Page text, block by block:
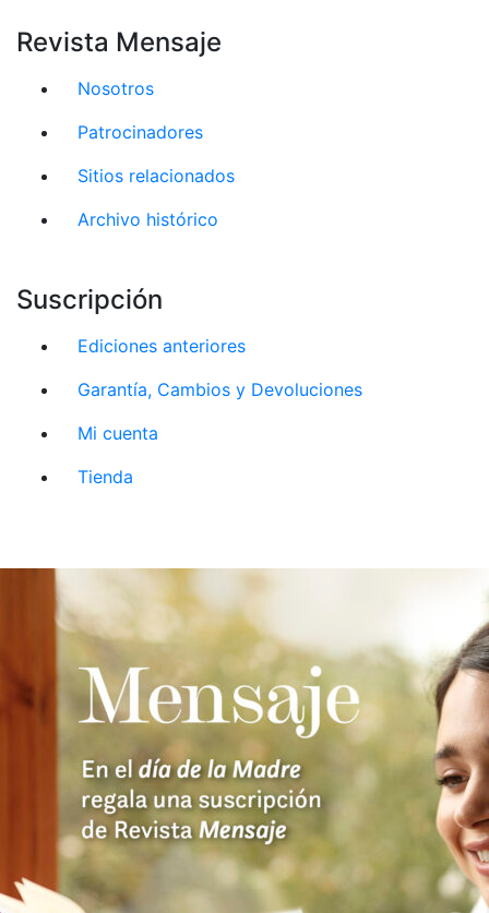
Revista Mensaje
Nosotros
Patrocinadores
Sitios relacionados
Archivo histórico
Suscripción
Ediciones anteriores
Garantía, Cambios y Devoluciones
Mi cuenta
Tienda